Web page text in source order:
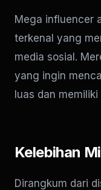
Mega influencer
terkenal yang
media sosial.
yang ingin
luas dan memiliki
Kelebihan
Dirangkum dari